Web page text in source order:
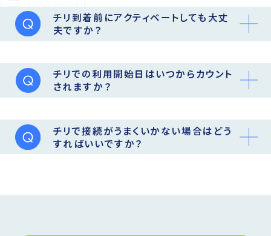
チリ到着前にアクティベートしても大丈
夫ですか？
チリでの利用開始日はいつからカウント
されますか？
チリで接続がうまくいかない場合はどう
すればいいですか？